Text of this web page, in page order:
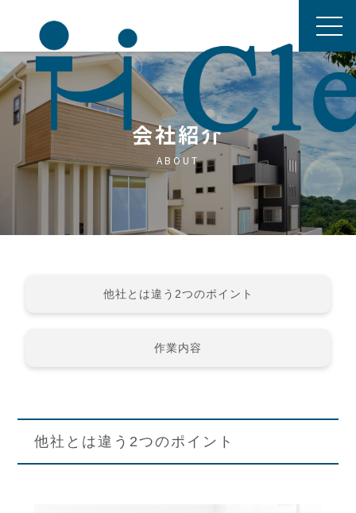
会社紹介
ABOUT
他社とは違う2つのポイント
作業内容
他社とは違う2つのポイント